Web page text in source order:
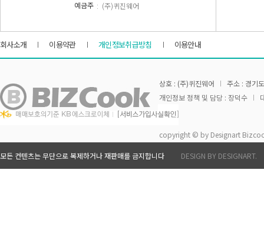
예금주 : (주)퀴진웨어
회사소개 이용약관 개인정보취급방침 이용안내
상호 : (주)퀴진웨어
주소 : 경기
개인정보 정책 및 담당 : 장덕수
copyright © by Designart
모든 컨텐츠는 무단으로 복제하거나 재판매를 금지합니다 DESIGN BY DESIGNART.